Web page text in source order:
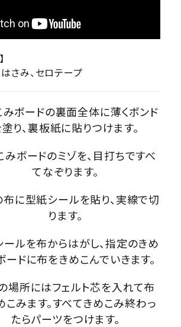
はさみ、セロテープ
みボードの裏面全体に薄くボンド
り、裏板紙に貼りつけます。
みボードのミゾを、目打ちですべ
てなぞります。
に型紙シールを貼り、実線で切
ります。
ルを布からはがし、指定のきめ
ードに布をきめこんでいきます。
場所にはフェルト芯を入れて布
こみます。すべてきめこみ終わっ
たらパーツをつけます。